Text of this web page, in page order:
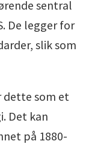
sentral
De legger for
slik som
dette som et
Det kan
på 1880-